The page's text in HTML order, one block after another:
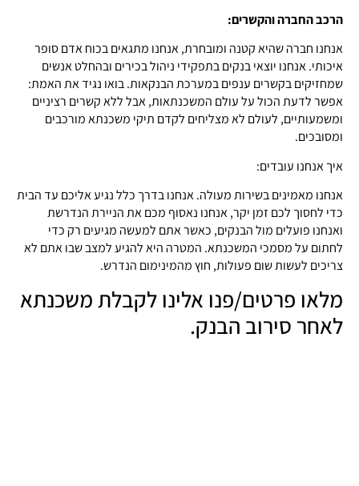
הרכב החברה והקשרים:
אנחנו חברה שהיא קטנה ומובחרת, אנחנו מתגאים בכוח אדם סופר
איכותי. אנחנו יוצאי בנקים בתפקידי ניהול בכירים ובהחלט אנשים
שמחזיקים בקשרים ענפים במערכת הבנקאות. בואו נגיד את האמת:
אפשר לדעת הכול על עולם המשכנתאות, אבל ללא קשרים רציניים
ומשמעותיים, לעולם לא מצליחים לקדם תיקי משכנתא מורכבים
ומסובכים.
איך אנחנו עובדים:
אנחנו מאמינים בשירות מעולה. אנחנו בדרך כלל נגיע אליכם עד הבית
כדי לחסוך לכם זמן יקר, אנחנו נאסוף מכם את הניירת הנדרשת
ואנחנו פועלים מול הבנקים, כאשר אתם למעשה מגיעים רק כדי
לחתום על מסמכי המשכנתא. המטרה היא להגיע למצב שבו אתם לא
צריכים לעשות שום פעולות, חוץ מהמינימום הנדרש.
מלאו פרטים/פנו אלינו לקבלת משכנתא
לאחר סירוב הבנק.